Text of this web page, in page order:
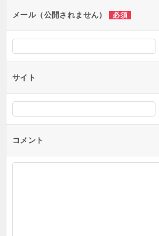
メール（公開されません） 必須
サイト
コメント